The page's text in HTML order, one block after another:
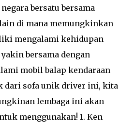
bersatu bersama
di mana memungkinkan
mengalami kehidupan
bersama dengan
mobil balap kendaraan
dari sofa unik driver ini, kita
lembaga ini akan
menggunakan! 1. Ken